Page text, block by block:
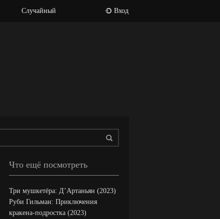
Случайный Вход
Что ещё посмотреть
Три мушкетёра: Д’Артаньян (2023)
Руби Гильман: Приключения
кракена-подростка (2023)